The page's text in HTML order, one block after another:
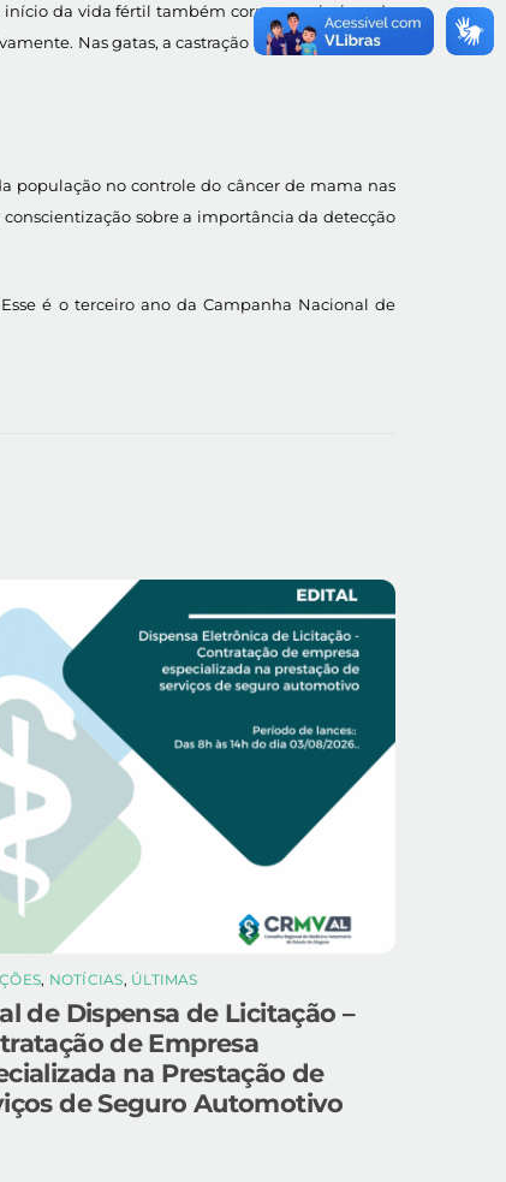
da vida fértil também correm mais risco de
Nas gatas, a castração precoce reduz em
população no controle do câncer de mama nas
sobre a importância da detecção
é o terceiro ano da Campanha Nacional de
, NOTÍCIAS, ÚLTIMAS
de Dispensa de Licitação –
de Empresa
na Prestação de
de Seguro Automotivo